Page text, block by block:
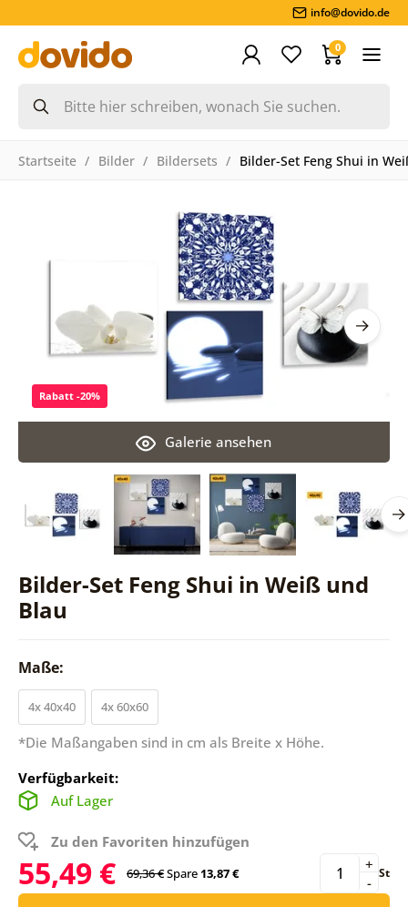
info@dovido.de
0
Startseite Bilder Bildersets Bilder-Set Feng Shui in
Bilder-Set Feng Shui in Weiß und
Blau
Galerie ansehen
Rabatt -20%
Maße:
4x 40x40 4x 60x60
*Die Maßangaben sind in cm als Breite x Höhe.
Verfügbarkeit:
Auf Lager
Zu den Favoriten hinzufügen
55,49 € 69,36 €Spare13,87 € -
+ St